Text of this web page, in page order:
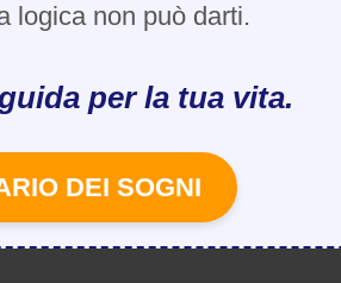
logica non può darti.
per la tua vita.
DEI SOGNI